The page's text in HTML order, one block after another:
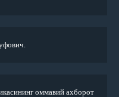
оммавий ахборот